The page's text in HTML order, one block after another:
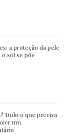
a proteção da pele
sol se põe
Tudo o que precisa
um